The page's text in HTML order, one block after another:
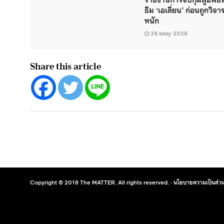
ธีม ‘เอเลี่ยน’ ก่อนถูกวิจ
หนัก
29 May 2026
Share this article
Copyright © 2018 The MATTER. All rights reserved. ·นโยบายความเป็นส่ว